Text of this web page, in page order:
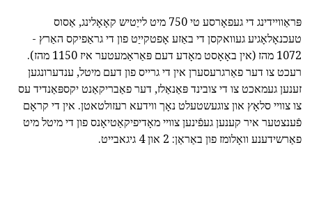
פּראַוויידינג די געפאָרסע טי 750 מיט לייַטיש קאָאָלינג, אַסוס
טעכנאָלאָגיע געוואקסן די באַזע אָפטקייַט פון די גראַפיקס האַרץ -
1072 מהז (אין באָאָסט מאָדע דעם פּאַראַמעטער איז 1150 מהז).
רעכט צו דער פאַרגרעסערן אין די גרייס פון דעם מיטל, ענדערונגען
זענען געמאכט צו די צובינד פּאַנאַלז, דער פאַבריקאַנט יקספּאַנדיד עס
צו צוויי סלאָץ און צוגעשטעלט נאָך ווידעא רעזולטאטן. אין די קראָם
פֿענצטער איר קענען געפֿינען צוויי מאָדיפיקאַטיאָנס פון די מיטל מיט
פאַרשידענע וואָלומז פון באַראַן: 2 און 4 גיגאבייט.